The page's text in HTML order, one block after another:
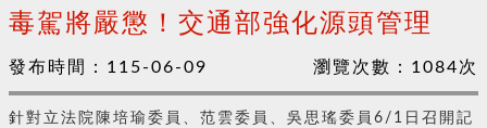
毒駕將嚴懲！交通部強化源頭管理
發布時間： 115-06-09 瀏覽次數： 1084次
針對立法院陳培瑜委員、范雲委員、吳思瑤委員6/1日召開記